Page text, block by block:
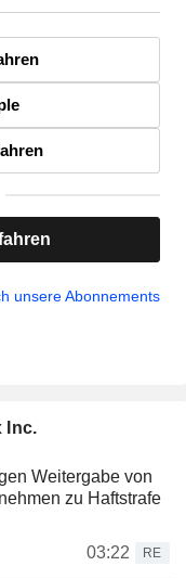
unsere Abonnements
Inc.
Weitergabe von
zu Haftstrafe
03:22
RE